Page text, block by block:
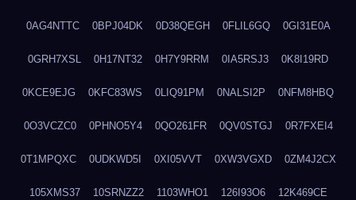
0AG4NTTC 0BPJ04DK 0D38QEGH 0FLIL6GQ 0GI31E0A
0GRH7XSL 0H17NT32 0H7Y9RRM 0IA5RSJ3 0K8I19RD
0KCE9EJG 0KFC83WS 0LIQ91PM 0NALSI2P 0NFM8HBQ
0O3VCZC0 0PHNO5Y4 0QO261FR 0QV0STGJ 0R7FXEI4
0T1MPQXC 0UDKWD5I 0XI05VVT 0XW3VGXD 0ZM4J2CX
105XMS37 10SRNZZ2 1103WHO1 126I93O6 12K469CE